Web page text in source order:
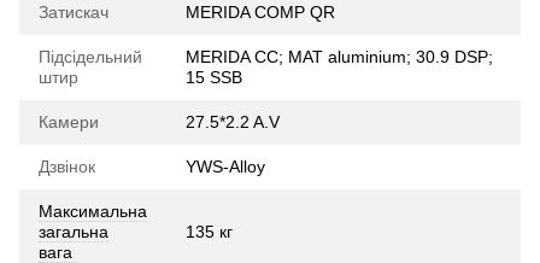
Затискач MERIDA COMP QR
Підсідельний
штир
MERIDA CC; MAT aluminium; 30.9 DSP;
15 SSB
Камери 27.5*2.2 A.V
Дзвінок YWS-Alloy
Максимальна
загальна
вага
135 кг